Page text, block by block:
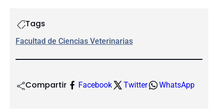
Tags
Facultad de Ciencias Veterinarias
Compartir Facebook Twitter WhatsApp